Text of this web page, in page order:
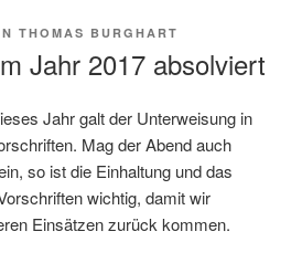
THOMAS BURGHART
Jahr 2017 absolviert
Jahr galt der Unterweisung in
en. Mag der Abend auch
so ist die Einhaltung und das
wichtig, damit wir
Einsätzen zurück kommen.